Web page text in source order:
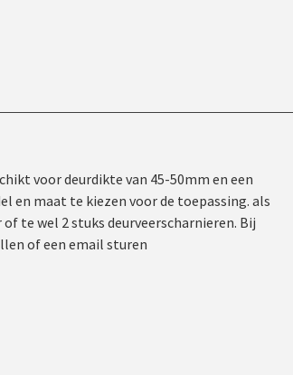
voor deurdikte van 45-50mm en een
en maat te kiezen voor de toepassing. als
te wel 2 stuks deurveerscharnieren. Bij
of een email sturen